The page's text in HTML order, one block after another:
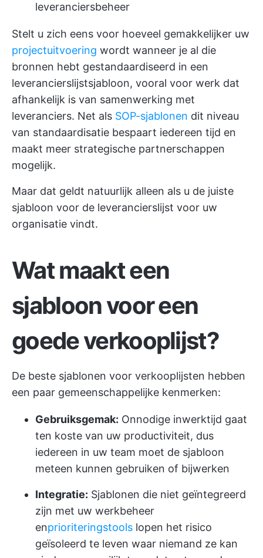
leveranciersbeheer
Stelt u zich eens voor hoeveel gemakkelijker uw
projectuitvoering wordt wanneer je al die
bronnen hebt gestandaardiseerd in een
leverancierslijstsjabloon, vooral voor werk dat
afhankelijk is van samenwerking met
leveranciers. Net als SOP-sjablonen dit niveau
van standaardisatie bespaart iedereen tijd en
maakt meer strategische partnerschappen
mogelijk.
Maar dat geldt natuurlijk alleen als u de juiste
sjabloon voor de leverancierslijst voor uw
organisatie vindt.
Wat maakt een
sjabloon voor een
goede verkooplijst?
De beste sjablonen voor verkooplijsten hebben
een paar gemeenschappelijke kenmerken:
Gebruiksgemak: Onnodige inwerktijd gaat
ten koste van uw productiviteit, dus
iedereen in uw team moet de sjabloon
meteen kunnen gebruiken of bijwerken
Integratie: Sjablonen die niet geïntegreerd
zijn met uw werkbeheer
enprioriteringstools lopen het risico
geïsoleerd te leven waar niemand ze kan